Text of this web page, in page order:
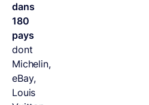
dans
180
pays
dont
Michelin,
eBay,
Louis